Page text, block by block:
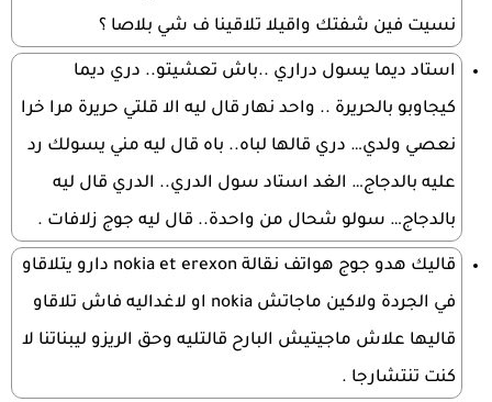
نسيت فين شفتك واقيلا تلاقينا ف شي بلاصا ؟
استاد ديما يسول دراري ..باش تعشيتو.. دري ديما
كيجاوبو بالحريرة .. واحد نهار قال ليه الا قلتي حريرة مرا خرا
نعصي ولدي… دري قالها لباه.. باه قال ليه مني يسولك رد
عليه بالدجاج… الغد استاد سول الدري.. الدري قال ليه
بالدجاج… سولو شحال من واحدة.. قال ليه جوج زلافات .
قاليك هدو جوج هواتف نقالة nokia et erexon دارو يتلاقاو
في الجردة ولاكين ماجاتش nokia او لاغداليه فاش تلاقاو
قاليها علاش ماجيتيش البارح قالتليه وحق الريزو ليبناتنا لا
كنت تنتشارجا .